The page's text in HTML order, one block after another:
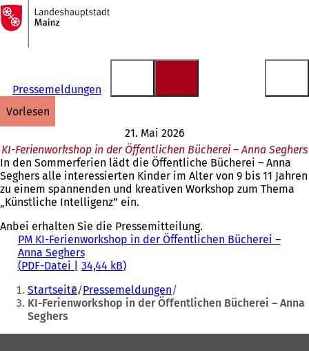
Inhalt anspringen
Zur
Startseite
Pressemeldungen
vorlesen
21. Mai 2026
KI-Ferienworkshop in der Öffentlichen Bücherei – Anna Seghers
In den Sommerferien lädt die Öffentliche Bücherei – Anna
Seghers alle interessierten Kinder im Alter von 9 bis 11 Jahren
zu einem spannenden und kreativen Workshop zum Thema
„Künstliche Intelligenz” ein.
Anbei erhalten Sie die Pressemitteilung.
PM KI-Ferienworkshop in der Öffentlichen Bücherei –
Anna Seghers
PDF-Datei 34,44 kB
Sie
befinden
sich
hier:
Startseite Pressemeldungen
KI-Ferienworkshop in der Öffentlichen Bücherei – Anna
Seghers